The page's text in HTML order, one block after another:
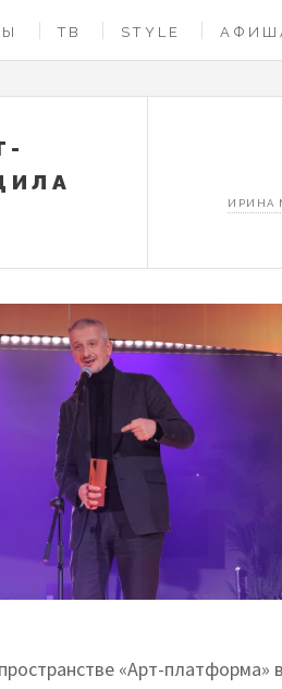
ТВ STYLE
ИРИНА
«Арт-платформа»